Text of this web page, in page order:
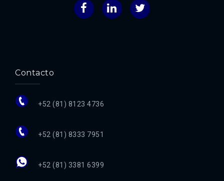
FacebookLinkedInTwitter
Contacto
+52 (81) 8123 4736
+52 (81) 8333 7951
+52 (81) 3381 6399